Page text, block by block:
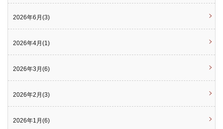
2026年6月(3)
2026年4月(1)
2026年3月(6)
2026年2月(3)
2026年1月(6)